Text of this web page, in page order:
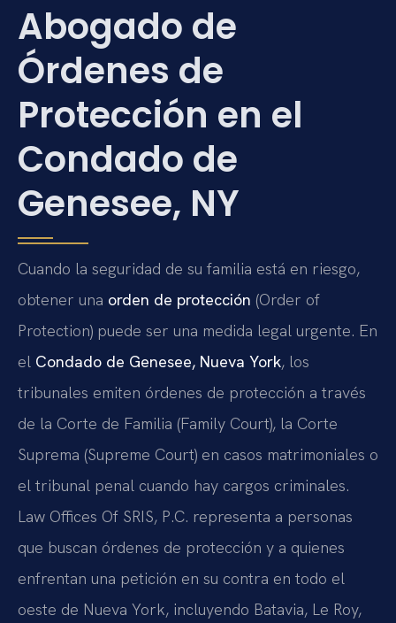
Abogado de
Órdenes de
Protección en el
Condado de
Genesee, NY
Cuando la seguridad de su familia está en riesgo,
obtener una orden de protección (Order of
Protection) puede ser una medida legal urgente. En
el Condado de Genesee, Nueva York, los
tribunales emiten órdenes de protección a través
de la Corte de Familia (Family Court), la Corte
Suprema (Supreme Court) en casos matrimoniales o
el tribunal penal cuando hay cargos criminales.
Law Offices Of SRIS, P.C. representa a personas
que buscan órdenes de protección y a quienes
enfrentan una petición en su contra en todo el
oeste de Nueva York, incluyendo Batavia, Le Roy,